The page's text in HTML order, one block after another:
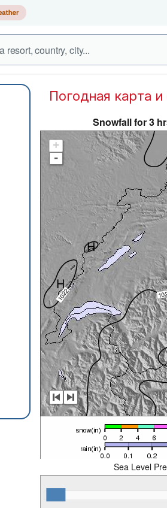
Погодная карта
Snowfall for 3
+
-
Sea Level